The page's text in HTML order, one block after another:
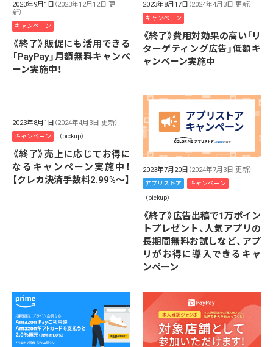
2023年9月1日 （2023年12月12日 更
新）
キャンペーン
《終了》販促にも活用できる
「PayPay」月額無料キャンペ
ーン実施中！
2023年8月17日 （2024年4月3日 更新）
キャンペーン
《終了》費用対効果の高い「リ
ターゲティング広告」低額キ
ャンペーン実施中
2023年8月1日 （2024年4月3日 更新）
キャンペーン （pickup）
《終了》売上に応じてお得に
なるキャンペーン実施中！
【クレカ決済手数料2.99%～】
2023年7月20日 （2024年7月3日 更新）
アプリストア キャンペーン
（pickup）
《終了》広告出稿で1万ポイン
トプレゼント、人気アプリの
長期間無料お試しなど、アプ
リがお得に導入できるキャ
ンペーン